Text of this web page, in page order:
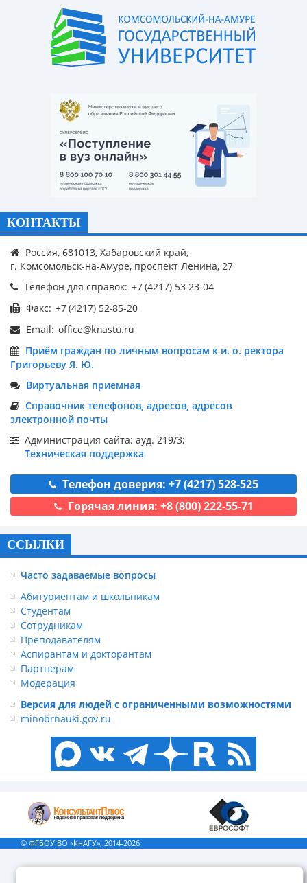
КОНТАКТЫ
Россия, 681013, Хабаровский край,
г. Комсомольск-на-Амуре, проспект Ленина, 27
Телефон для справок:
Факс:
Email:
Приём граждан по личным вопросам к и. о. ректора
Григорьеву Я. Ю.
Виртуальная приемная
Справочник телефонов, адресов, адресов
электронной почты
Администрация сайта: ауд. 219/3;
Техническая поддержка
Телефон доверия: +7 (4217) 528-525
Горячая линия: +8 (800) 222-55-71
ССЫЛКИ
Часто задаваемые вопросы
Абитуриентам и школьникам
Студентам
Сотрудникам
Преподавателям
Аспирантам и докторантам
Партнерам
Модерация
Версия для людей с ограниченными возможностями
minobrnauki.gov.ru
© ФГБОУ ВО «КнАГУ», 2014-2026